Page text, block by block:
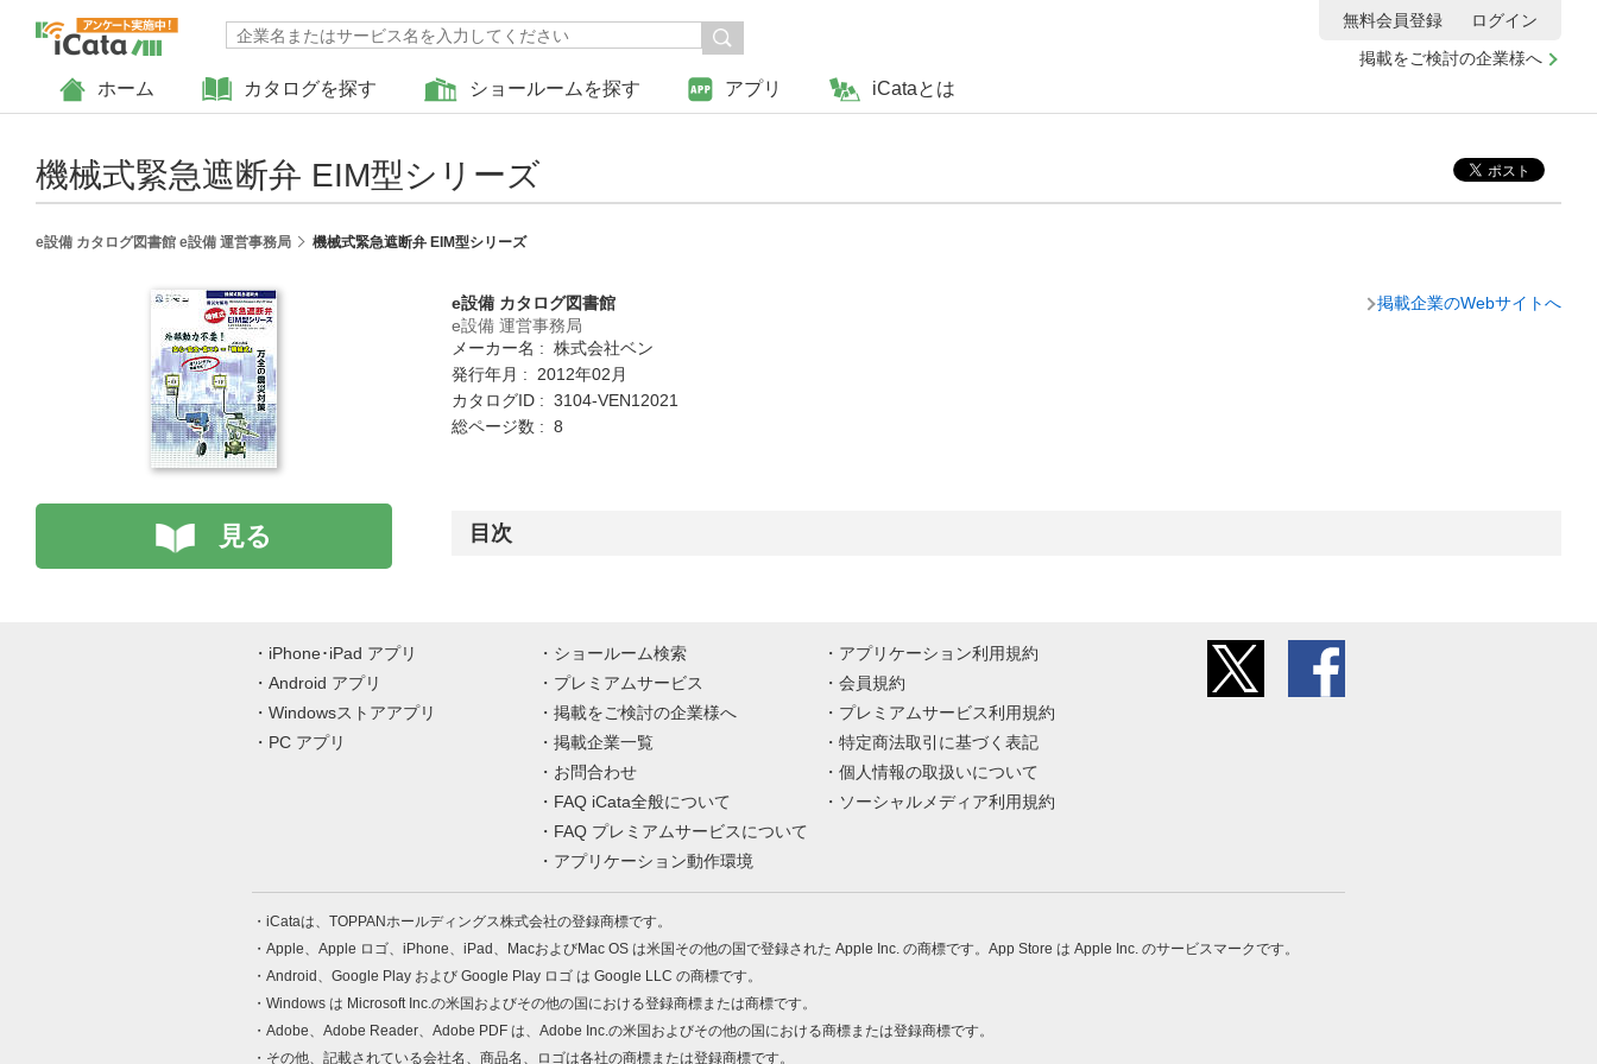
ホーム カタログを探す ショールームを探す アプリ iCataとは
掲載をご検討の企業様へ
無料会員登録 ログイン
機械式緊急遮断弁 EIM型シリーズ
e設備 カタログ図書館 e設備 運営事務局 機械式緊急遮断弁 EIM型シリーズ
見る
e設備 カタログ図書館
e設備 運営事務局
メーカー名 : 株式会社ベン
発行年月 : 2012年02月
カタログID : 3104-VEN12021
総ページ数 : 8
掲載企業のWebサイトへ
目次
iPhone･iPad アプリ
Android アプリ
Windowsストアアプリ
PC アプリ
ショールーム検索
プレミアムサービス
掲載をご検討の企業様へ
掲載企業一覧
お問合わせ
FAQ iCata全般について
FAQ プレミアムサービスについて
アプリケーション動作環境
アプリケーション利用規約
会員規約
プレミアムサービス利用規約
特定商法取引に基づく表記
個人情報の取扱いについて
ソーシャルメディア利用規約
iCataは、TOPPANホールディングス株式会社の登録商標です。
Apple、Apple ロゴ、iPhone、iPad、MacおよびMac OS は米国その他の国で登録された Apple Inc. の商標です。App Store は Apple Inc. のサービスマークです。
Android、Google Play および Google Play ロゴ は Google LLC の商標です。
Windows は Microsoft Inc.の米国およびその他の国における登録商標または商標です。
Adobe、Adobe Reader、Adobe PDF は、Adobe Inc.の米国およびその他の国における商標または登録商標です。
その他、記載されている会社名、商品名、ロゴは各社の商標または登録商標です。